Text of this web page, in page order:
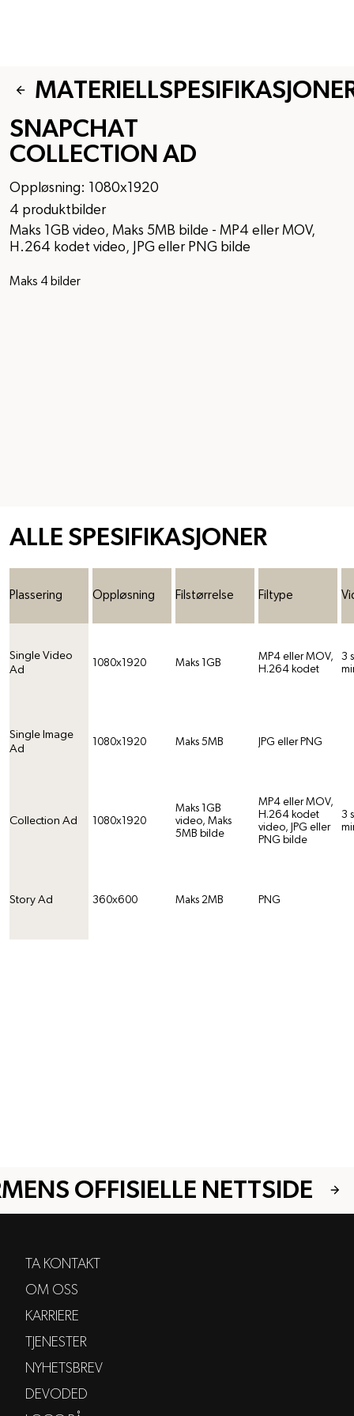
SNAPCHAT
COLLECTION AD
Oppløsning: 1080x1920
Maks 1GB video, Maks 5MB bilde - MP4 eller MOV,
H.264 kodet video, JPG eller PNG bilde
4 produktbilder
Maks 4 bilder
ALLE SPESIFIKASJONER
Plassering Oppløsning Filstørrelse Filtype
Single Video
Ad
1080x1920 Maks 1GB
MP4 eller MOV,
H.264 kodet
3
Single Image
Ad
1080x1920 Maks 5MB JPG eller PNG
Collection Ad 1080x1920
Maks 1GB
video, Maks
5MB bilde
MP4 eller MOV,
H.264 kodet
video, JPG eller
PNG bilde
3
Story Ad 360x600 Maks 2MB PNG
OFFISIELLE NETTSIDE
TJENESTER
NYHETSBREV
DEVODED
TA KONTAKT
OM OSS
KARRIERE